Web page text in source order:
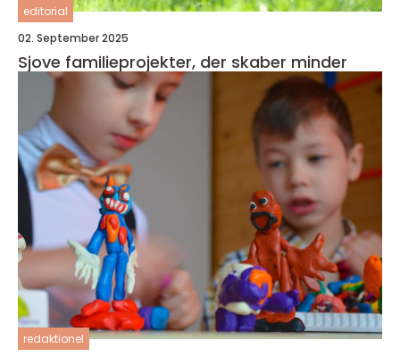
editorial
02. September 2025
Sjove familieprojekter, der skaber minder
redaktionel